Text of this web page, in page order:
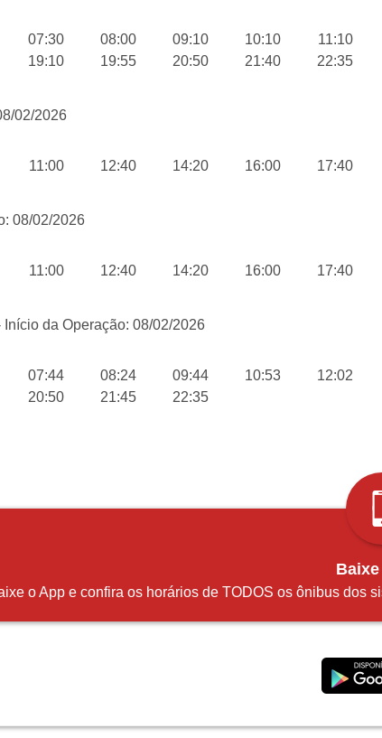
07:30 08:00 09:10 10:10 11:10
19:10 19:55 20:50 21:40 22:35
02/2026
11:00 12:40 14:20 16:00 17:40
08/02/2026
11:00 12:40 14:20 16:00 17:40
da Operação: 08/02/2026
07:44 08:24 09:44 10:53 12:02
20:50 21:45 22:35
o App e confira os horários de TODOS os ônibus dos